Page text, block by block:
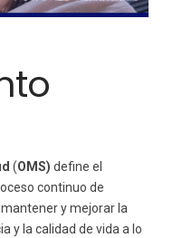
(OMS) define el
continuo de
y mejorar la
y la calidad de vida a lo